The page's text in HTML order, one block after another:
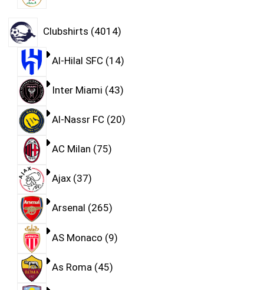
Clubshirts 4014
Al-Hilal SFC 14
Inter Miami 43
Al-Nassr FC 20
AC Milan 75
Ajax 37
Arsenal 265
AS Monaco 9
As Roma 45